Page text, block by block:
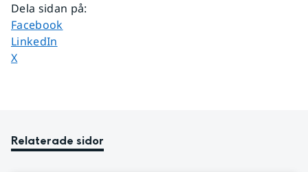
Dela sidan på:
Dela sidan på
Facebook
Dela sidan på
LinkedIn
Dela sidan på
X
Relaterade sidor